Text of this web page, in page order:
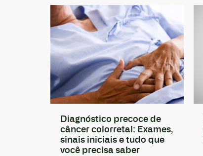
Diagnóstico precoce de
câncer colorretal: Exames,
sinais iniciais e tudo que
você precisa saber